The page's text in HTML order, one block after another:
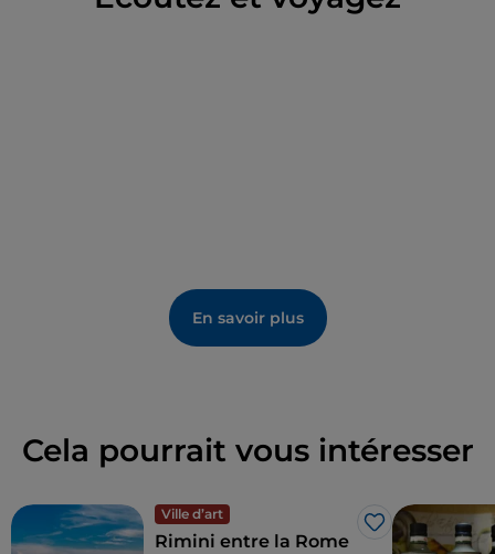
En savoir plus
Cela pourrait vous intéresser
Ville d’art
J’aime
Rimini entre la Rome